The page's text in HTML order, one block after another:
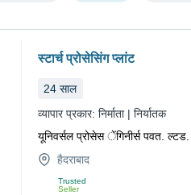
स्टार्च प्रोसेसिंग प्लांट
24 साल
व्यापार प्रकार: निर्माता | निर्यातक
यूनिवर्सल प्रोसेस ेंगिनीर्स पवत. ल्टड.
हैदराबाद
Trusted
Seller